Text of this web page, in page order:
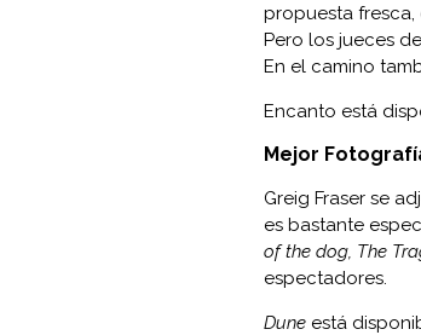
propuesta
Pero los jueces
En el camino
Encanto está
Mejor
Greig Fraser se
es bastante
of the dog, The
espectadores.
Dune está